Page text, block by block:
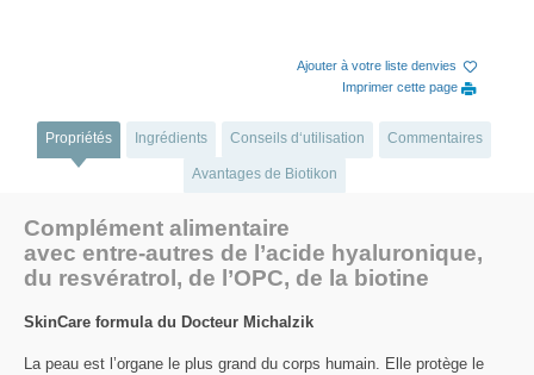
Ajouter à votre liste denvies
Imprimer cette page
Propriétés Ingrédients Conseils d‘utilisation Commentaires
Avantages de Biotikon
Complément alimentaire
avec entre-autres de l’acide hyaluronique,
du resvératrol, de l’OPC, de la biotine
SkinCare formula du Docteur Michalzik
La peau est l’organe le plus grand du corps humain. Elle protège le